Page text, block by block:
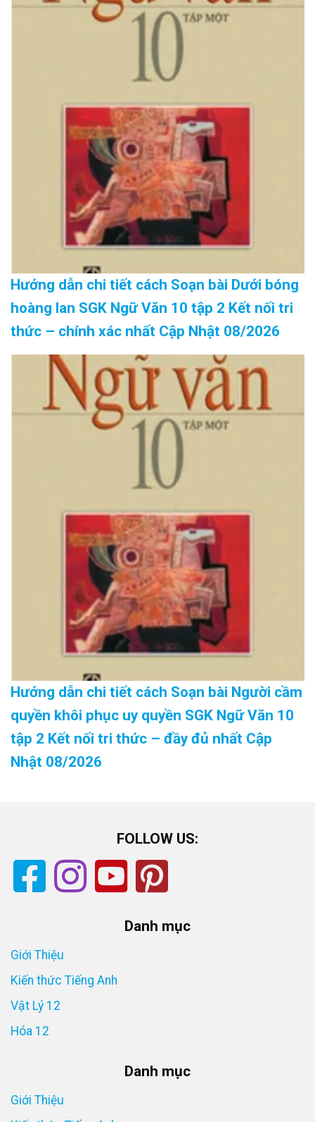
Hướng dẫn chi tiết cách Soạn bài Dưới bóng
hoàng lan SGK Ngữ Văn 10 tập 2 Kết nối tri
thức – chính xác nhất Cập Nhật 08/2026
Hướng dẫn chi tiết cách Soạn bài Người cầm
quyền khôi phục uy quyền SGK Ngữ Văn 10
tập 2 Kết nối tri thức – đầy đủ nhất Cập
Nhật 08/2026
FOLLOW US:
Danh mục
Giới Thiệu
Kiến thức Tiếng Anh
Vật Lý 12
Hóa 12
Danh mục
Giới Thiệu